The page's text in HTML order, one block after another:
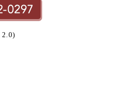
2.0)